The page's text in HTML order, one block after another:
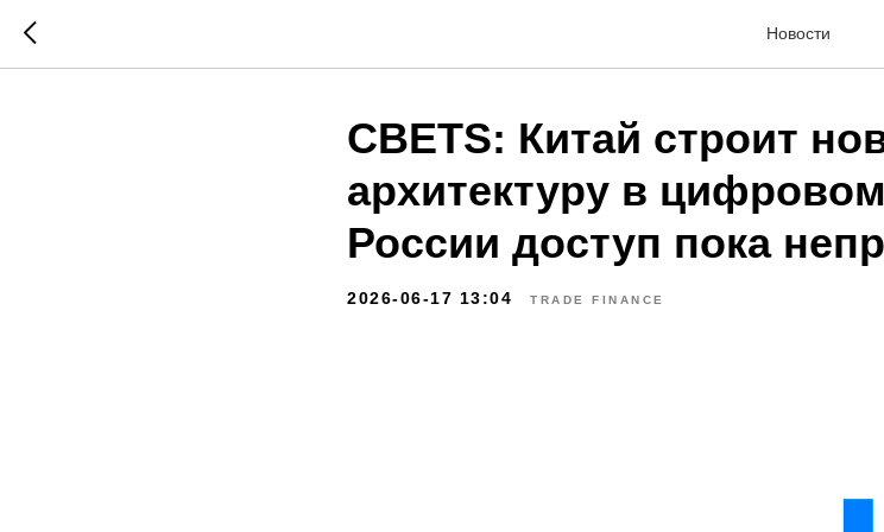
Новости
CBETS: Китай строит
архитектуру в
России доступ пока
2026-06-17 13:04 TRADE FINANCE